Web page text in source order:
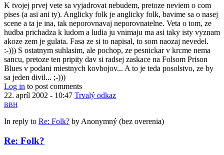
K tvojej prvej vete sa vyjadrovat nebudem, pretoze neviem o com
pises (a asi ani ty). Anglicky folk je anglicky folk, bavime sa o nasej
scene a ta je ina, tak neporovnavaj neporovnatelne. Veta o tom, ze
hudba prichadza k ludom a ludia ju vnimaju ma asi taky isty vyznam
akoze zem je gulata. Fasa ze si to napisal, to som naozaj nevedel.
:-))) S ostatnym suhlasim, ale pochop, ze pesnickar v krcme nema
sancu, pretoze ten pripity dav si radsej zaskace na Folsom Prison
Blues v podani miestnych kovbojov... A to je teda posolstvo, ze by
sa jeden divil... ;-)))
Log in to post comments
22. apríl 2002 - 10:47 Trvalý odkaz
BBH
In reply to Re: Folk? by Anonymný (bez overenia)
Re: Folk?